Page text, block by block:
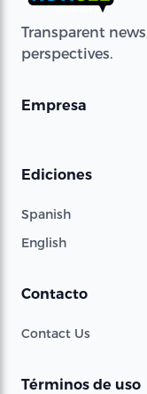
Transparent
perspectives.
Empresa
Ediciones
Spanish
English
Contacto
Contact Us
Términos de uso